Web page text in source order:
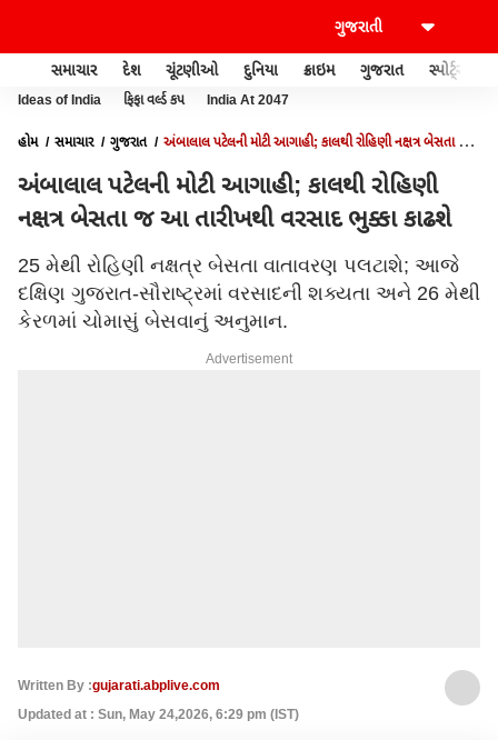
સમાચાર દેશ ચૂંટણીઓ દુનિયા ક્રાઇમ ગુજરાત સ્પોર્ટ્સ
Ideas of India ફિફા વર્લ્ડ કપ India At 2047
હોમ સમાચાર ગુજરાત
અંબાલાલ પટેલની મોટી આગાહી; કાલથી રોહિણી નક્ષત્ર બેસતા જ
અંબાલાલ પટેલની મોટી આગાહી; કાલથી રોહિણી
નક્ષત્ર બેસતા જ આ તારીખથી વરસાદ ભુક્કા કાઢશે
25 મેથી રોહિણી નક્ષત્ર બેસતા વાતાવરણ પલટાશે; આજે
દક્ષિણ ગુજરાત-સૌરાષ્ટ્રમાં વરસાદની શક્યતા અને 26 મેથી
કેરળમાં ચોમાસું બેસવાનું અનુમાન.
Advertisement
Written By :gujarati.abplive.com
Updated at : Sun, May 24,2026, 6:29 pm (IST)